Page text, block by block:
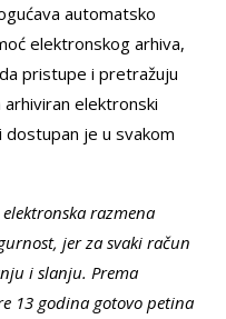
automatsko
elektronskog arhiva,
pristupe i pretražuju
elektronski
je u svakom
razmena
jer za svaki račun
i slanju. Prema
13 godina gotovo petina